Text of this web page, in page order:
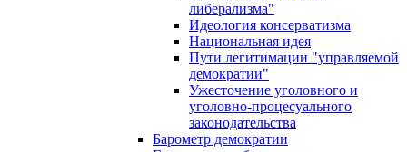
либерализма"
Идеология консерватизма
Национальная идея
Пути легитимации "управляемой
демократии"
Ужесточение уголовного и
уголовно-процесуального
законодательства
Барометр демократии